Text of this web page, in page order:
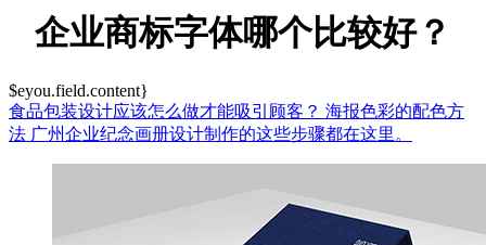
企业商标字体哪个比较好？
$eyou.field.content}
食品包装设计应该怎么做才能吸引顾客？ 海报色彩的配色方
法 广州企业纪念画册设计制作的这些步骤都在这里。